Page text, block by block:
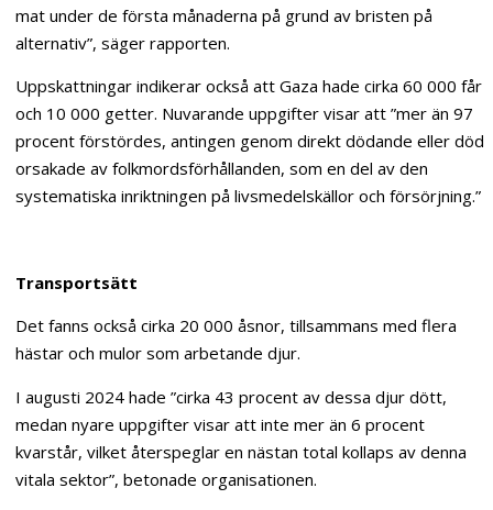
mat under de första månaderna på grund av bristen på
alternativ”, säger rapporten.
Uppskattningar indikerar också att Gaza hade cirka 60 000 får
och 10 000 getter. Nuvarande uppgifter visar att ”mer än 97
procent förstördes, antingen genom direkt dödande eller död
orsakade av folkmordsförhållanden, som en del av den
systematiska inriktningen på livsmedelskällor och försörjning.”
Transportsätt
Det fanns också cirka 20 000 åsnor, tillsammans med flera
hästar och mulor som arbetande djur.
I augusti 2024 hade ”cirka 43 procent av dessa djur dött,
medan nyare uppgifter visar att inte mer än 6 procent
kvarstår, vilket återspeglar en nästan total kollaps av denna
vitala sektor”, betonade organisationen.